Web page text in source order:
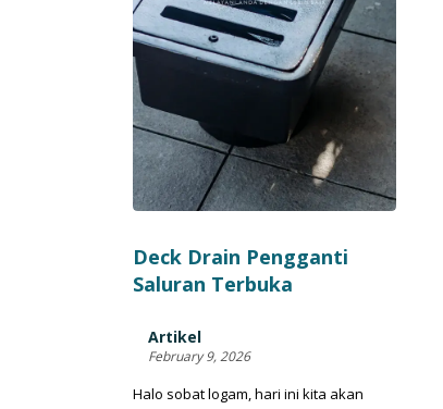
Deck Drain Pengganti
Saluran Terbuka
Artikel
February 9, 2026
Halo sobat logam, hari ini kita akan